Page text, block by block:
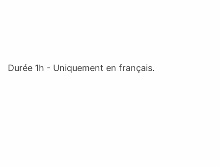
Durée 1h - Uniquement en français.